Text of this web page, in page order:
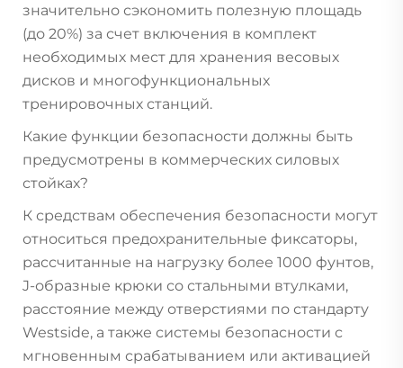
значительно сэкономить полезную площадь
(до 20%) за счет включения в комплект
необходимых мест для хранения весовых
дисков и многофункциональных
тренировочных станций.
Какие функции безопасности должны быть
предусмотрены в коммерческих силовых
стойках?
К средствам обеспечения безопасности могут
относиться предохранительные фиксаторы,
рассчитанные на нагрузку более 1000 фунтов,
J-образные крюки со стальными втулками,
расстояние между отверстиями по стандарту
Westside, а также системы безопасности с
мгновенным срабатыванием или активацией